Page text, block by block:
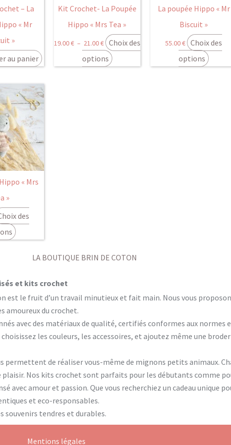
– La
« Mr
»
au panier
Kit Crochet- La Poupée
Hippo « Mrs Tea »
19.00€ – 21.00€ Choix des
options
peuvent
être
choisies
sur
la
La poupée Hippo « Mr
Biscuit »
55.00€ Choix des
options
« Mrs
»
des
LA BOUTIQUE BRIN DE COTON
et kits crochet
est le fruit d’un travail minutieux et fait main. Nous vous
amoureux du crochet.
avec des matériaux de qualité, certifiés conformes aux normes
les couleurs, les accessoires, et ajoutez même une
permettent de réaliser vous-même de mignons petits animaux.
Nos kits crochet sont parfaits pour les débutants comme
avec amour et passion. Que vous recherchiez un cadeau unique
et eco-responsables.
souvenirs tendres et durables.
Mentions légales